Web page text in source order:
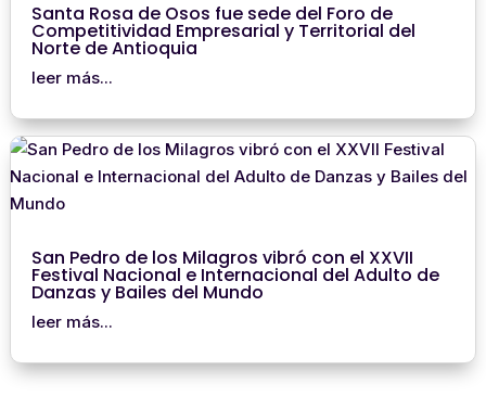
Santa Rosa de Osos fue sede del Foro de
Competitividad Empresarial y Territorial del
Norte de Antioquia
leer más...
San Pedro de los Milagros vibró con el XXVII
Festival Nacional e Internacional del Adulto de
Danzas y Bailes del Mundo
leer más...